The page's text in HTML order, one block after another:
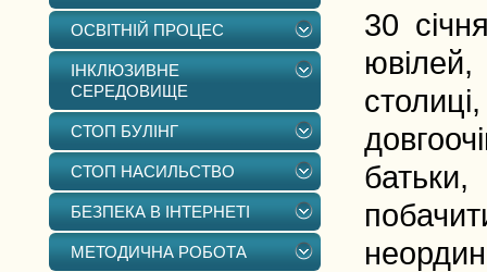
ОСВІТНІЙ ПРОЦЕС
ІНКЛЮЗИВНЕ
СЕРЕДОВИЩЕ
СТОП БУЛІНГ
СТОП НАСИЛЬСТВО
БЕЗПЕКА В ІНТЕРНЕТІ
МЕТОДИЧНА РОБОТА
30